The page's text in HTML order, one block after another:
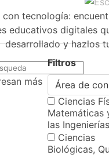
con tecnología:
educativos digitales
desarrollado y hazlos
más
Filtros
Área de
Ciencias
Matemáticas
las Ingenierías
Ciencias
Biológicas,